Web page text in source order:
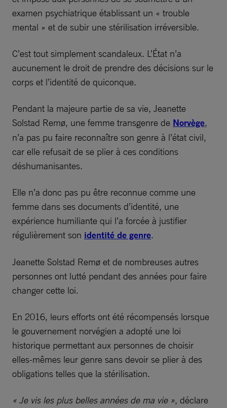
examen psychiatrique établissant un « trouble
mental » et de subir une stérilisation irréversible.
C’est tout simplement scandaleux. L’État n’a
aucunement le droit de prendre des décisions sur le
corps et l’identité de quiconque.
Pendant la majeure partie de sa vie, Jeanette
Solstad Remø, une femme transgenre de Norvège,
n’a pas pu faire reconnaître son genre à l’état civil,
car elle refusait de se plier à ces conditions
déshumanisantes.
Elle n’a donc pas pu être reconnue comme une
femme dans ses documents d’identité, une
expérience humiliante qui l’a forcée à justifier
régulièrement son identité de genre.
Jeanette Solstad Remø et de nombreuses autres
personnes ont lutté pendant des années pour faire
changer cette loi.
En 2016, leurs efforts ont été récompensés lorsque
le gouvernement norvégien a adopté une loi
historique permettant aux personnes de choisir
elles-mêmes leur genre sans devoir se plier à des
obligations telles que la stérilisation.
« Je vis les plus belles années de ma vie », déclare